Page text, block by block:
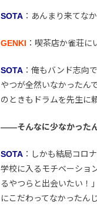
SOTA ：あんまり来てな
GENKI ：喫茶店か雀荘に
SOTA ：俺もバンド志向
やつが全然いなかったん
のときもドラムを先生に
――そんなに少なかったん
SOTA ：しかも結局コロ
学校に入るモチベーショ
るやつらと出会いたい！
にこだわってなかったん